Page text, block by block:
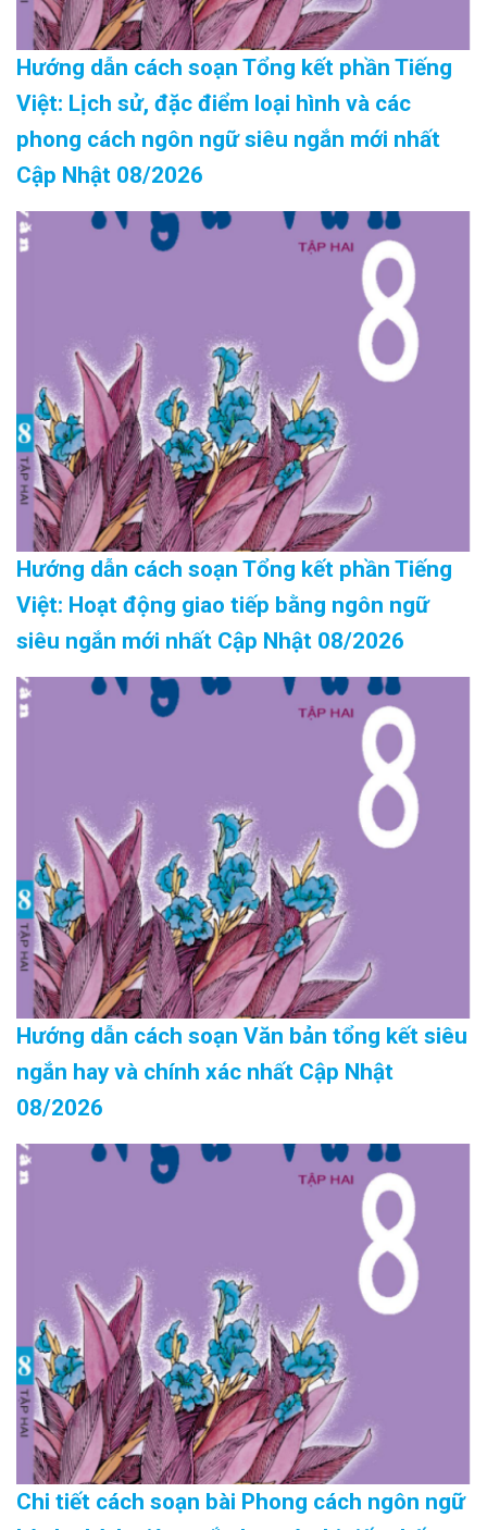
Hướng dẫn cách soạn Tổng kết phần Tiếng
Việt: Lịch sử, đặc điểm loại hình và các
phong cách ngôn ngữ siêu ngắn mới nhất
Cập Nhật 08/2026
Hướng dẫn cách soạn Tổng kết phần Tiếng
Việt: Hoạt động giao tiếp bằng ngôn ngữ
siêu ngắn mới nhất Cập Nhật 08/2026
Hướng dẫn cách soạn Văn bản tổng kết siêu
ngắn hay và chính xác nhất Cập Nhật
08/2026
Chi tiết cách soạn bài Phong cách ngôn ngữ